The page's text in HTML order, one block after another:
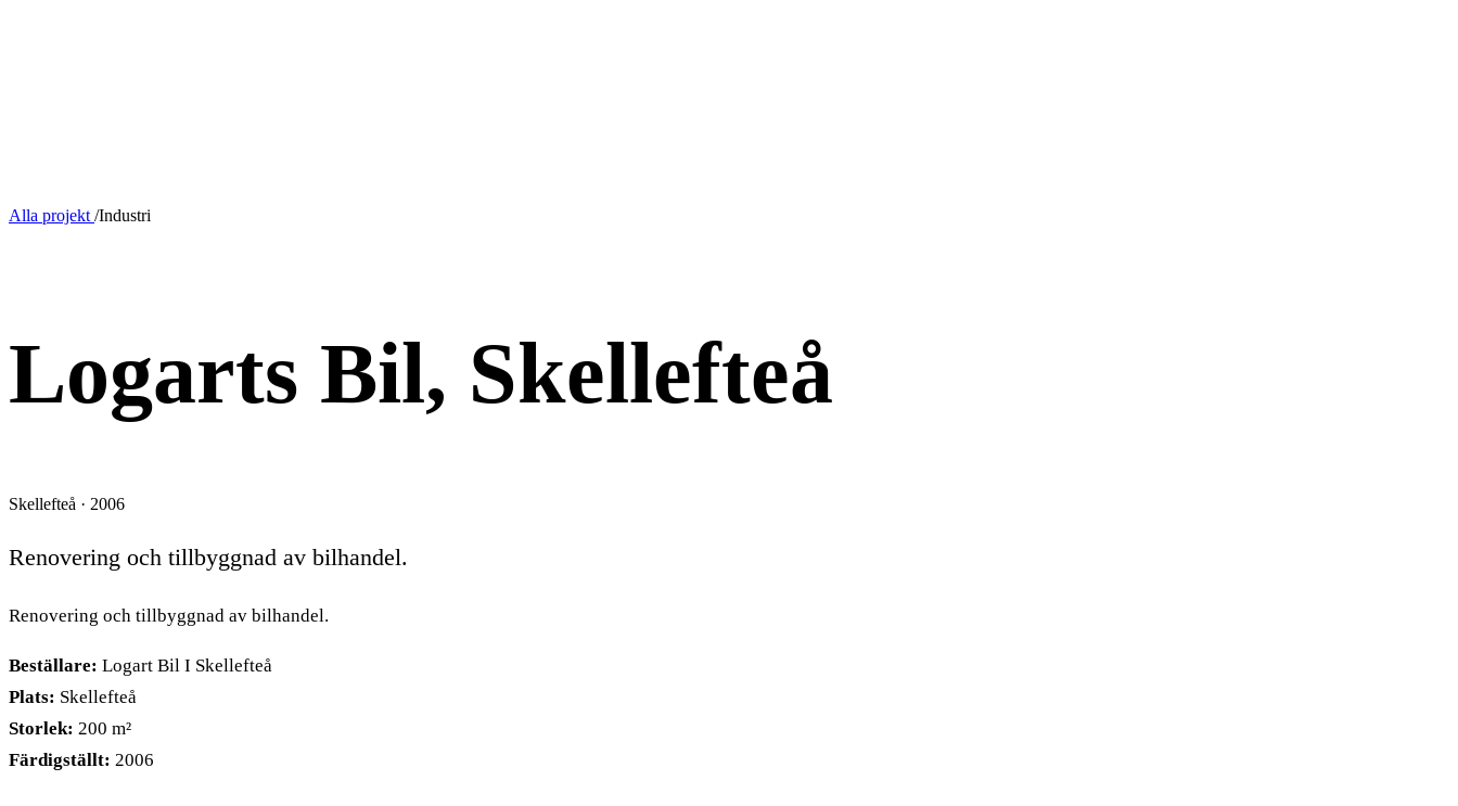
Alla projekt /Industri
Logarts Bil, Skellefteå
Skellefteå · 2006
Renovering och tillbyggnad av bilhandel.
Renovering och tillbyggnad av bilhandel.
Beställare: Logart Bil I Skellefteå
Plats: Skellefteå
Storlek: 200 m²
Färdigställt: 2006